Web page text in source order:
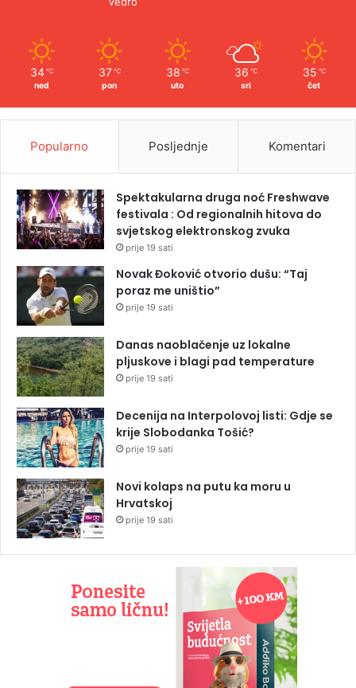
34 ℃
ned
37 ℃
pon
38 ℃
uto
36 ℃
sri
35 ℃
čet
Popularno Posljednje Komentari
Spektakularna druga noć Freshwave
festivala : Od regionalnih hitova do
svjetskog elektronskog zvuka
prije 19 sati
Novak Đoković otvorio dušu: “Taj
poraz me uništio”
prije 19 sati
Danas naoblačenje uz lokalne
pljuskove i blagi pad temperature
prije 19 sati
Decenija na Interpolovoj listi: Gdje se
krije Slobodanka Tošić?
prije 19 sati
Novi kolaps na putu ka moru u
Hrvatskoj
prije 19 sati